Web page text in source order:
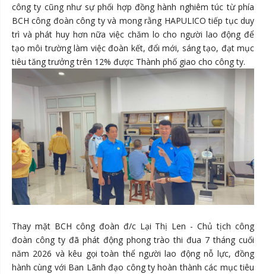
công ty cũng như sự phối hợp đồng hành nghiêm túc từ phía
BCH công đoàn công ty và mong rằng HAPULICO tiếp tục duy
trì và phát huy hơn nữa việc chăm lo cho người lao động để
tạo môi trường làm việc đoàn kết, đổi mới, sáng tạo, đạt mục
tiêu tăng trưởng trên 12% được Thành phố giao cho công ty.
Thay mặt BCH công đoàn đ/c Lại Thị Len - Chủ tịch công
đoàn công ty đã phát động phong trào thi đua 7 tháng cuối
năm 2026 và kêu gọi toàn thể người lao động nỗ lực, đồng
hành cùng với Ban Lãnh đạo công ty hoàn thành các mục tiêu